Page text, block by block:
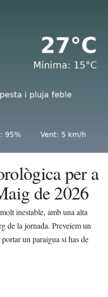
per a
de 2026
inestable, amb una alta
de la jornada. Preveiem un
un paraigua si has de